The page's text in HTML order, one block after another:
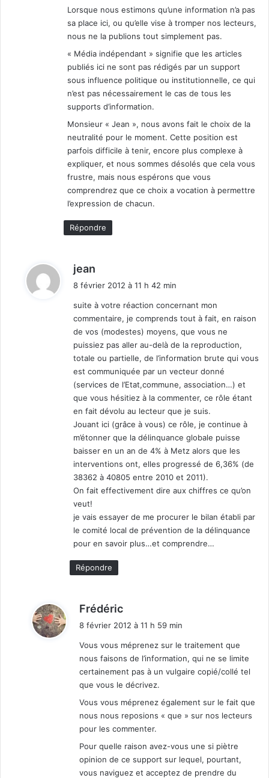
Lorsque nous estimons qu’une information n’a pas
sa place ici, ou qu’elle vise à tromper nos lecteurs,
nous ne la publions tout simplement pas.
« Média indépendant » signifie que les articles
publiés ici ne sont pas rédigés par un support
sous influence politique ou institutionnelle, ce qui
n’est pas nécessairement le cas de tous les
supports d’information.
Monsieur « Jean », nous avons fait le choix de la
neutralité pour le moment. Cette position est
parfois difficile à tenir, encore plus complexe à
expliquer, et nous sommes désolés que cela vous
frustre, mais nous espérons que vous
comprendrez que ce choix a vocation à permettre
l’expression de chacun.
Répondre
jean
:
8 février 2012 à 11 h 42 min
suite à votre réaction concernant mon
commentaire, je comprends tout à fait, en raison
de vos (modestes) moyens, que vous ne
puissiez pas aller au-delà de la reproduction,
totale ou partielle, de l’information brute qui vous
est communiquée par un vecteur donné
(services de l’Etat,commune, association…) et
que vous hésitiez à la commenter, ce rôle étant
en fait dévolu au lecteur que je suis.
Jouant ici (grâce à vous) ce rôle, je continue à
m’étonner que la délinquance globale puisse
baisser en un an de 4% à Metz alors que les
interventions ont, elles progressé de 6,36% (de
38362 à 40805 entre 2010 et 2011).
On fait effectivement dire aux chiffres ce qu’on
veut!
je vais essayer de me procurer le bilan établi par
le comité local de prévention de la délinquance
pour en savoir plus…et comprendre…
Répondre
Frédéric
:
8 février 2012 à 11 h 59 min
Vous vous méprenez sur le traitement que
nous faisons de l’information, qui ne se limite
certainement pas à un vulgaire copié/collé tel
que vous le décrivez.
Vous vous méprenez également sur le fait que
nous nous reposions « que » sur nos lecteurs
pour les commenter.
Pour quelle raison avez-vous une si piètre
opinion de ce support sur lequel, pourtant,
vous naviguez et acceptez de prendre du